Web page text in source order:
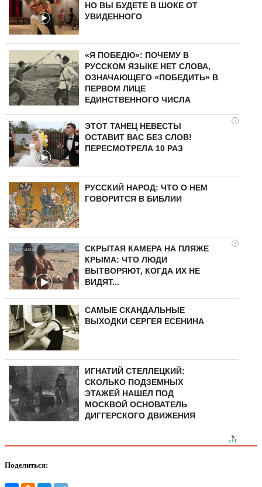
НО ВЫ БУДЕТЕ В ШОКЕ ОТ
УВИДЕННОГО
«Я ПОБЕДЮ»: ПОЧЕМУ В
РУССКОМ ЯЗЫКЕ НЕТ СЛОВА,
ОЗНАЧАЮЩЕГО «ПОБЕДИТЬ» В
ПЕРВОМ ЛИЦЕ
ЕДИНСТВЕННОГО ЧИСЛА
i
ЭТОТ ТАНЕЦ НЕВЕСТЫ
ОСТАВИТ ВАС БЕЗ СЛОВ!
ПЕРЕСМОТРЕЛА 10 РАЗ
РУССКИЙ НАРОД: ЧТО О НЕМ
ГОВОРИТСЯ В БИБЛИИ
i
СКРЫТАЯ КАМЕРА НА ПЛЯЖЕ
КРЫМА: ЧТО ЛЮДИ
ВЫТВОРЯЮТ, КОГДА ИХ НЕ
ВИДЯТ...
САМЫЕ СКАНДАЛЬНЫЕ
ВЫХОДКИ СЕРГЕЯ ЕСЕНИНА
ИГНАТИЙ СТЕЛЛЕЦКИЙ:
СКОЛЬКО ПОДЗЕМНЫХ
ЭТАЖЕЙ НАШЕЛ ПОД
МОСКВОЙ ОСНОВАТЕЛЬ
ДИГГЕРСКОГО ДВИЖЕНИЯ
Поделиться: